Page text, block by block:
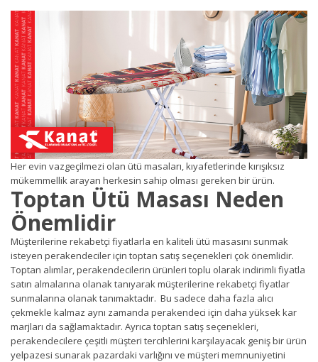
Her evin vazgeçilmezi olan ütü masaları, kıyafetlerinde kırışıksız
mükemmellik arayan herkesin sahip olması gereken bir ürün.
Toptan Ütü Masası Neden
Önemlidir
Müşterilerine rekabetçi fiyatlarla en kaliteli ütü masasını sunmak
isteyen perakendeciler için toptan satış seçenekleri çok önemlidir.
Toptan alımlar, perakendecilerin ürünleri toplu olarak indirimli fiyatla
satın almalarına olanak tanıyarak müşterilerine rekabetçi fiyatlar
sunmalarına olanak tanımaktadır. Bu sadece daha fazla alıcı
çekmekle kalmaz aynı zamanda perakendeci için daha yüksek kar
marjları da sağlamaktadır. Ayrıca toptan satış seçenekleri,
perakendecilere çeşitli müşteri tercihlerini karşılayacak geniş bir ürün
yelpazesi sunarak pazardaki varlığını ve müşteri memnuniyetini